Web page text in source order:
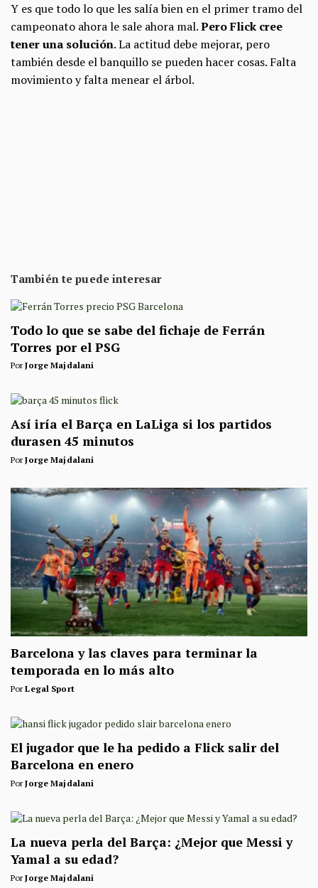
Y es que todo lo que les salía bien en el primer tramo del
campeonato ahora le sale ahora mal.Pero Flick cree
tener una solución. La actitud debe mejorar, pero
también desde el banquillo se pueden hacer cosas. Falta
movimiento y falta menear el árbol.
También te puede interesar
Todo lo que se sabe del fichaje de Ferrán
Torres por el PSG
PorJorge Majdalani
Así iría el Barça en LaLiga si los partidos
durasen 45 minutos
PorJorge Majdalani
Barcelona y las claves para terminar la
temporada en lo más alto
PorLegal Sport
El jugador que le ha pedido a Flick salir del
Barcelona en enero
PorJorge Majdalani
La nueva perla del Barça: ¿Mejor que Messi y
Yamal a su edad?
PorJorge Majdalani